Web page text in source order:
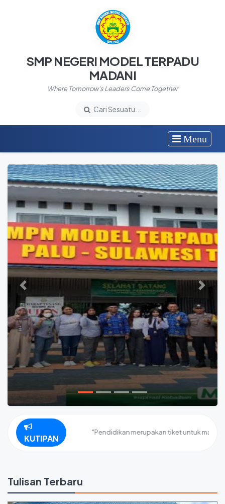
SMP NEGERI MODEL TERPADU
MADANI
Where Tomorrow's Leaders Come Together
Cari Sesuatu...
Menu
Previous Next
KUTIPAN
"Pendidikan merupakan tiket untuk masa
Tulisan Terbaru